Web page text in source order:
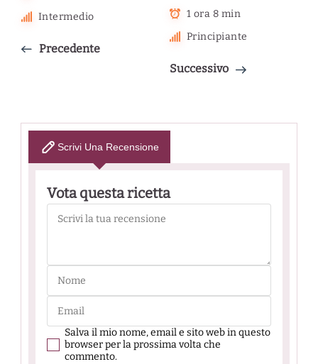
Intermedio
Precedente
1 ora 8 min
Principiante
Successivo
Scrivi Una Recensione
Vota questa ricetta
Salva il mio nome, email e sito web in questo
browser per la prossima volta che
commento.